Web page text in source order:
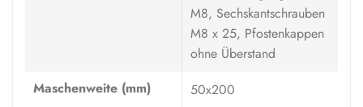
M8, Sechskantschrauben
M8 x 25, Pfostenkappen
ohne Überstand
Maschenweite (mm)
50x200